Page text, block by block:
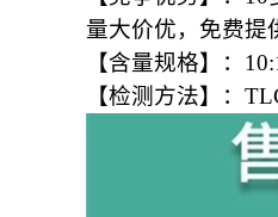
量大价优，免费提
【含量规格】 ：
【检测方法】 ：